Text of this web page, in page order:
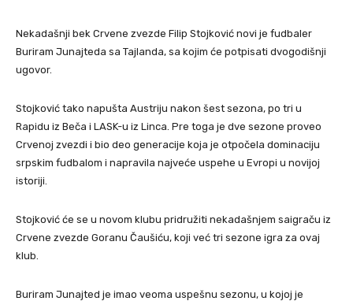
Nekadašnji bek Crvene zvezde Filip Stojković novi je fudbaler
Buriram Junajteda sa Tajlanda, sa kojim će potpisati dvogodišnji
ugovor.
Stojković tako napušta Austriju nakon šest sezona, po tri u
Rapidu iz Beča i LASK-u iz Linca. Pre toga je dve sezone proveo
Crvenoj zvezdi i bio deo generacije koja je otpočela dominaciju
srpskim fudbalom i napravila najveće uspehe u Evropi u novijoj
istoriji.
Stojković će se u novom klubu pridružiti nekadašnjem saigraču iz
Crvene zvezde Goranu Čaušiću, koji već tri sezone igra za ovaj
klub.
Buriram Junajted je imao veoma uspešnu sezonu, u kojoj je